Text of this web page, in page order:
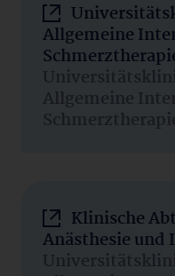
Allgemeine
Allgemeine
Klinische
Anästhesie